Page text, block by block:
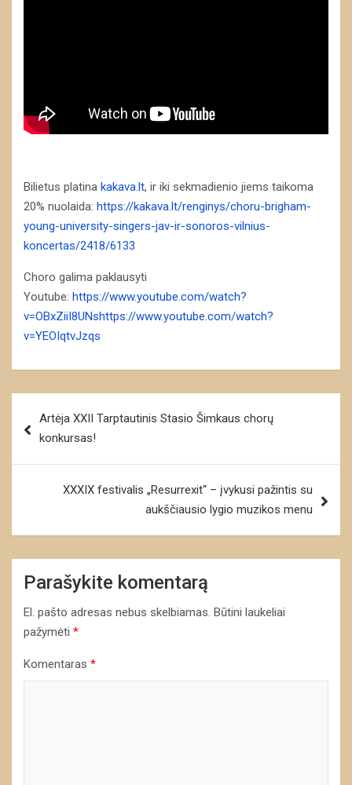
Bilietus platina kakava.lt, ir iki sekmadienio jiems taikoma
20% nuolaida: https://kakava.lt/renginys/choru-brigham-
young-university-singers-jav-ir-sonoros-vilnius-
koncertas/2418/6133
Choro galima paklausyti
Youtube: https://www.youtube.com/watch?
v=OBxZiiI8UNshttps://www.youtube.com/watch?
v=YEOIqtvJzqs
tarpArtėja XXII Tarptautinis Stasio Šimkaus chorų
konkursas!
XXXIX festivalis „Resurrexit“ – įvykusi pažintis su
aukščiausio lygio muzikos menu
Parašykite komentarą
El. pašto adresas nebus skelbiamas. Būtini laukeliai
pažymėti *
Komentaras *